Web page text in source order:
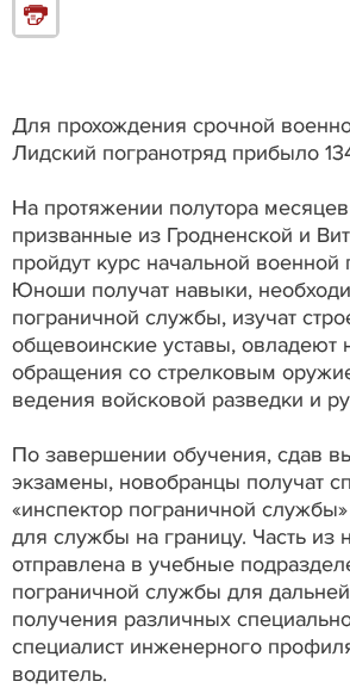
Для прохождения срочной
Лидский погранотряд прибыло
На протяжении полутора
призванные из Гродненской и
пройдут курс начальной военной
Юноши получат навыки,
пограничной службы, изучат
общевоинские уставы, овладеют
обращения со стрелковым
ведения войсковой разведки и
По завершении обучения, сдав
экзамены, новобранцы получат
«инспектор пограничной
для службы на границу. Часть из
отправлена в учебные
пограничной службы для
получения различных
специалист инженерного
водитель.